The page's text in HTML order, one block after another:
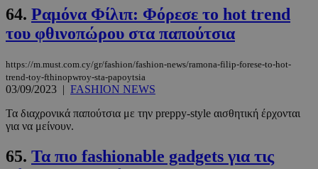
64. Ραμόνα Φίλιπ: Φόρεσε το hot trend
του φθινοπώρου στα παπούτσια
https://m.must.com.cy/gr/fashion/fashion-news/ramona-filip-forese-to-hot-
trend-toy-fthinopwroy-sta-papoytsia
03/09/2023 | FASHION NEWS
Τα διαχρονικά παπούτσια με την preppy-style αισθητική έρχονται
για να μείνουν.
65. Τα πιο fashionable gadgets για τις